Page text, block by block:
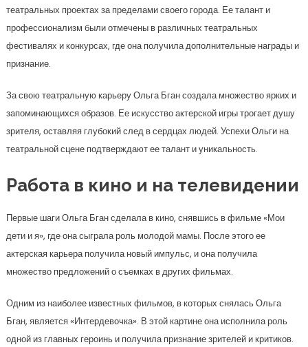
театральных проектах за пределами своего города. Ее талант и
профессионализм были отмечены в различных театральных
фестивалях и конкурсах, где она получила дополнительные награды и
признание.
За свою театральную карьеру Ольга Бган создала множество ярких и
запоминающихся образов. Ее искусство актерской игры трогает душу
зрителя, оставляя глубокий след в сердцах людей. Успехи Ольги на
театральной сцене подтверждают ее талант и уникальность.
Работа в кино и на телевидении
Первые шаги Ольга Бган сделала в кино, снявшись в фильме «Мои
дети и я», где она сыграла роль молодой мамы. После этого ее
актерская карьера получила новый импульс, и она получила
множество предложений о съемках в других фильмах.
Одним из наиболее известных фильмов, в которых снялась Ольга
Бган, является «Интердевочка». В этой картине она исполнила роль
одной из главных героинь и получила признание зрителей и критиков.